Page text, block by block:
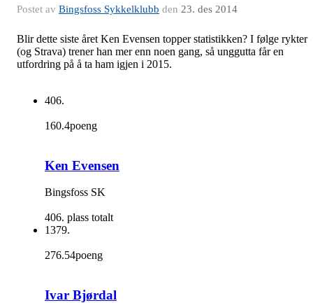
Postet av Bingsfoss Sykkelklubb den 23. des 2014
Blir dette siste året Ken Evensen topper statistikken? I følge rykter
(og Strava) trener han mer enn noen gang, så unggutta får en
utfordring på å ta ham igjen i 2015.
406.
160.4poeng
Ken Evensen
Bingsfoss SK
406. plass totalt
1379.
276.54poeng
Ivar Bjørdal